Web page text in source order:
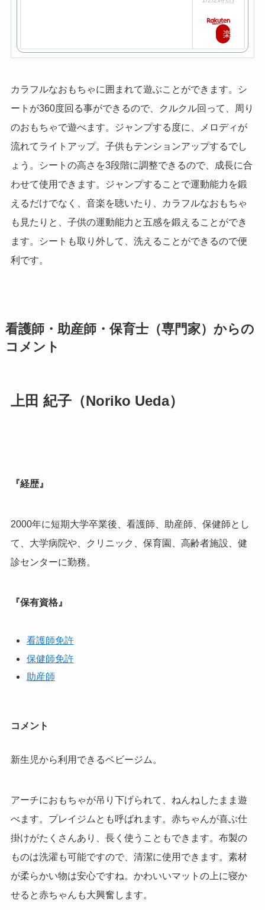
楽
天
購
入
カラフルなおもちゃに囲まれて遊ぶことができます。シ
ートが360度回る事ができるので、クルクル回って、周り
のおもちゃで遊べます。ジャンプする度に、メロディが
流れてライトアップ。子供もテンションアップするでし
ょう。シートの高さを3段階に調整できるので、成長に合
わせて使用できます。ジャンプすることで運動能力を鍛
えるだけでなく、音楽を聴いたり、カラフルなおもちゃ
も見たりと、子供の運動能力と五感を鍛えることができ
ます。シートも取り外して、洗えることができるので便
利です。
看護師・助産師・保育士（専門家）からの
コメント
上田 紀子（Noriko Ueda）
『経歴』
2000年に短期大学卒業後、看護師、助産師、保健師とし
て、大学病院や、クリニック、保育園、高齢者施設、健
診センターに勤務。
『保有資格』
看護師免許
保健師免許
助産師
コメント
新生児から利用できるベビージム。
アーチにおもちゃが吊り下げられて、ねんねしたまま遊
べます。プレイジムとも呼ばれます。赤ちゃんが喜ぶ仕
掛けがたくさんあり、長く使うこともできます。布製の
ものは洗濯も可能ですので、清潔に使用できます。素材
が柔らかい物は安心ですね。かわいいマットの上に寝か
せると赤ちゃんも大興奮します。